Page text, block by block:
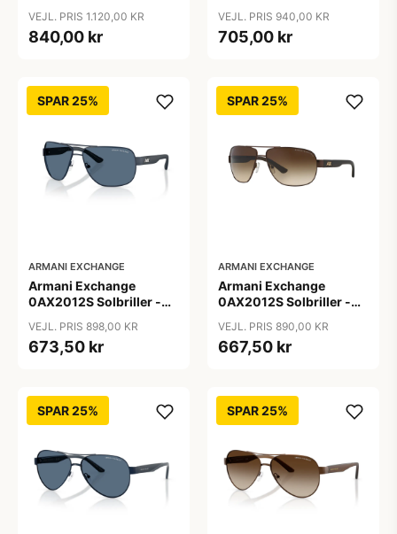
Polariserede Linser
VEJL. PRIS 1.120,00 KR
840,00 kr
VEJL. PRIS 940,00 KR
705,00 kr
SPAR 25%
ARMANI EXCHANGE
Armani Exchange
0AX2012S Solbriller -
VEJL. PRIS 898,00 KR
673,50 kr
SPAR 25%
ARMANI EXCHANGE
Armani Exchange
0AX2012S Solbriller -
VEJL. PRIS 890,00 KR
667,50 kr
SPAR 25% SPAR 25%